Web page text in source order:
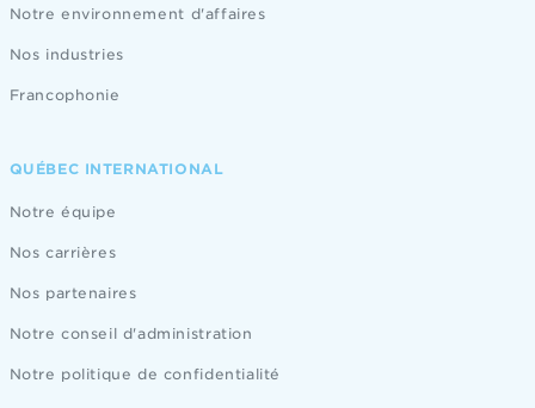
Notre environnement d'affaires
Nos industries
Francophonie
QUÉBEC INTERNATIONAL
Notre équipe
Nos carrières
Nos partenaires
Notre conseil d'administration
Notre politique de confidentialité